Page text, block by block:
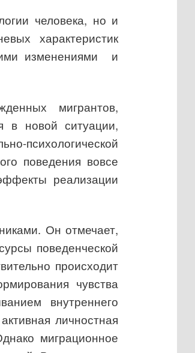
человека, но и
характеристик
изменениями
и
мигрантов,
в новой ситуации,
психологической
поведения вовсе
реализации
Он отмечает,
поведенческой
происходит
чувства
внутреннего
личностная
миграционное